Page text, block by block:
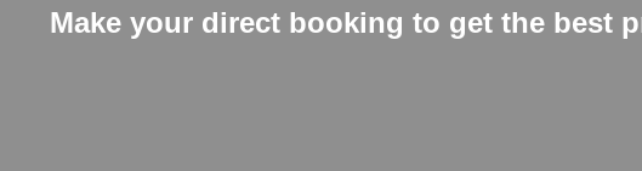
Make your direct booking to get the best